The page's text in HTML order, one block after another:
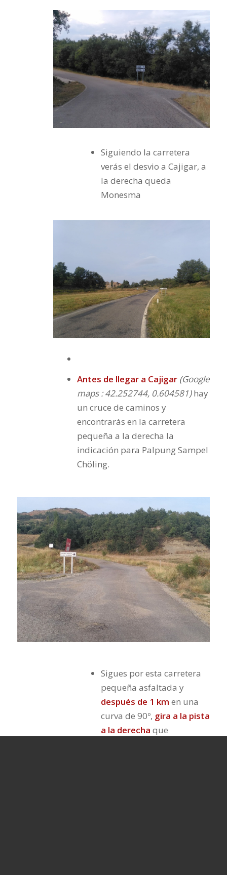
Siguiendo la carretera
verás el desvio a Cajigar, a
la derecha queda
Monesma
Antes de llegar a Cajigar(Google
maps : 42.252744, 0.604581)hay
un cruce de caminos y
encontrarás en la carretera
pequeña a la derecha la
indicación para Palpung Sampel
Chöling.
Sigues por esta carretera
pequeña asfaltada y
después de 1 km en una
curva de 90º, gira a la pista
a la derecha que